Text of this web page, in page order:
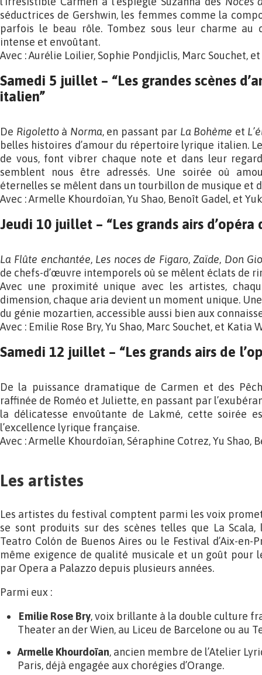
séductrices de Gershwin, les femmes comme la
parfois le beau rôle. Tombez sous leur charme au
intense et envoûtant.
Avec : Aurélie Loilier, Sophie Pondjiclis, Marc Souchet,
Samedi 5 juillet – “Les grandes scènes
italien”
De Rigolettoà Norma, en passant par La Bohème et
belles histoires d’amour du répertoire lyrique italien.
de vous, font vibrer chaque note et dans leur
semblent nous être adressés. Une soirée où
éternelles se mêlent dans un tourbillon de musique et
Avec : Armelle Khourdoïan, Yu Shao, Benoît Gadel, et
Jeudi 10 juillet – “Les grands airs d’opéra
La Flûte enchantée, Les noces de Figaro,Zaïde, Don
de chefs-d’œuvre intemporels où se mêlent éclats de
Avec une proximité unique avec les artistes,
dimension, chaque aria devient un moment unique.
du génie mozartien, accessible aussi bien aux
Avec : Emilie Rose Bry, Yu Shao, Marc Souchet, et Katia
Samedi 12 juillet – “Les grands airs de
De la puissance dramatique de Carmen et des
raffinée de Roméo et Juliette, en passant par
la délicatesse envoûtante de Lakmé, cette soirée
l’excellence lyrique française.
Avec : Armelle Khourdoïan, Séraphine Cotrez, Yu Shao,
Les artistes
Les artistes du festival comptent parmi les voix
se sont produits sur des scènes telles que La Scala,
Teatro Colón de Buenos Aires ou le Festival d’Aix-en-
même exigence de qualité musicale et un goût pour
par Opera a Palazzo depuis plusieurs années.
Parmi eux :
Emilie Rose Bry, voix brillante à la double culture
Theater an der Wien, au Liceu de Barcelone ou au
Armelle Khourdoïan, ancien membre de l’Atelier
Paris, déjà engagée aux chorégies d’Orange.